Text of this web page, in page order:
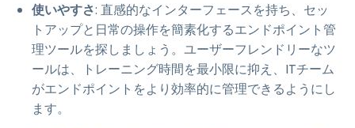
使いやすさ: 直感的なインターフェースを持ち、セッ
トアップと日常の操作を簡素化するエンドポイント管
理ツールを探しましょう。ユーザーフレンドリーなツ
ールは、トレーニング時間を最小限に抑え、ITチーム
がエンドポイントをより効率的に管理できるようにし
ます。